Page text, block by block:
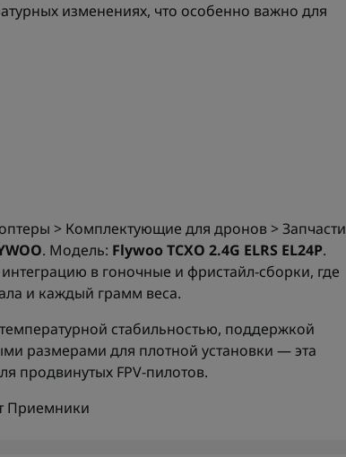
изменениях, что особенно важно для
> Комплектующие для дронов > Запчасти
. Модель: Flywoo TCXO 2.4G ELRS EL24P.
в гоночные и фристайл-сборки, где
и каждый грамм веса.
стабильностью, поддержкой
размерами для плотной установки — эта
продвинутых FPV-пилотов.
Приемники